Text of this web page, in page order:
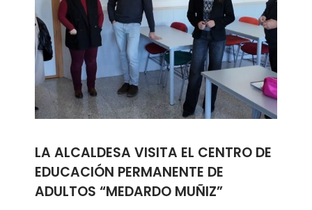
LA ALCALDESA VISITA EL CENTRO DE
EDUCACIÓN PERMANENTE DE
ADULTOS “MEDARDO MUÑIZ”